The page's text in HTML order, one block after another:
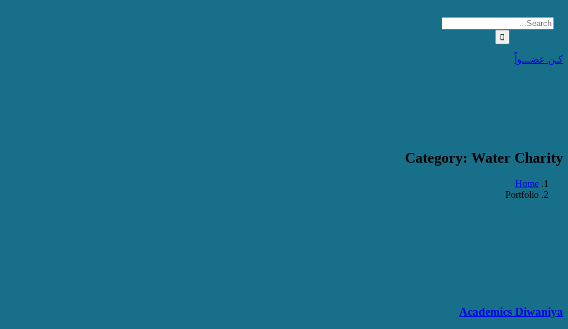
كـن عضـــواً
Category: Water Charity
Home
Portfolio
Academics Diwaniya